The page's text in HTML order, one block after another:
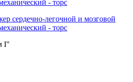
сердечно-легочной и мозговой
- торс
I"